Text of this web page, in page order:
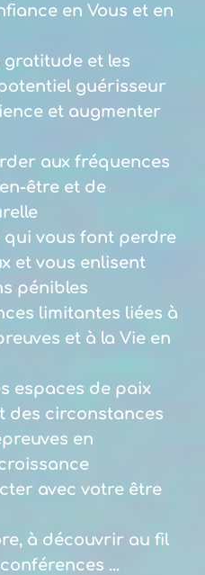
en Vous et en
gratitude et les
guérisseur
et augmenter
aux fréquences
être et de
qui vous font perdre
et vous enlisent
pénibles
limitantes liées à
et à la Vie en
espaces de paix
des circonstances
en
avec votre être
à découvrir au fil
...